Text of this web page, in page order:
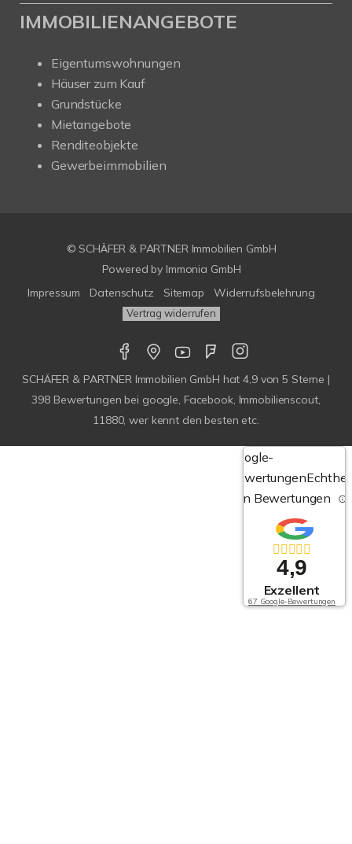
IMMOBILIENANGEBOTE
Eigentumswohnungen
Häuser zum Kauf
Grundstücke
Mietangebote
Renditeobjekte
Gewerbeimmobilien
© SCHÄFER & PARTNER Immobilien GmbH
Powered by Immonia GmbH
Impressum
Datenschutz Sitemap Widerrufsbelehrung
Vertrag widerrufen
SCHÄFER & PARTNER Immobilien GmbH hat4,9von5 Sterne |
398 Bewertungen bei google, Facebook, Immobilienscout,
11880, wer kennt den besten etc.
Google-
Bewertungen
von Bewertungen
4,9
Exzellent
67 Google-Bewertungen